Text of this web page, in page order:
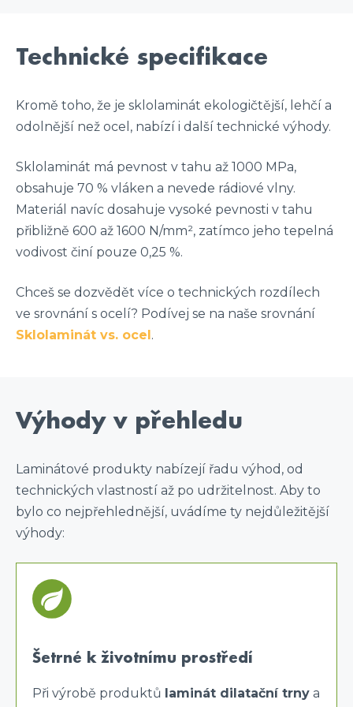
Technické specifikace
Kromě toho, že je sklolaminát ekologičtější, lehčí a
odolnější než ocel, nabízí i další technické výhody.
Sklolaminát má pevnost v tahu až 1000 MPa,
obsahuje 70 % vláken a nevede rádiové vlny.
Materiál navíc dosahuje vysoké pevnosti v tahu
přibližně 600 až 1600 N/mm², zatímco jeho tepelná
vodivost činí pouze 0,25 %.
Chceš se dozvědět více o technických rozdílech
ve srovnání s ocelí? Podívej se na naše srovnání
Sklolaminát vs. ocel .
Výhody v přehledu
Laminátové produkty nabízejí řadu výhod, od
technických vlastností až po udržitelnost. Aby to
bylo co nejpřehlednější, uvádíme ty nejdůležitější
výhody:
Šetrné k životnímu prostředí
Při výrobě produktů laminát dilatační trny a